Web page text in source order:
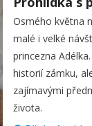
Osmého května
malé i velké
princezna
historií zámku,
zajímavými
života.